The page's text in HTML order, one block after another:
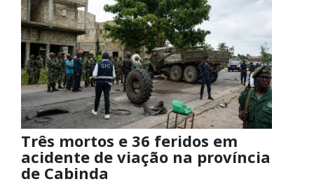
Três mortos e 36 feridos em
acidente de viação na província
de Cabinda